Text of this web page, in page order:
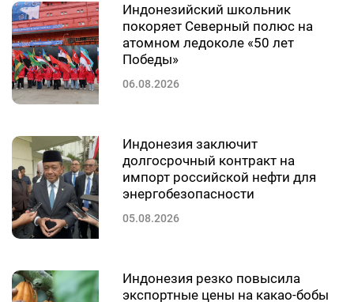
Индонезийский школьник
покоряет Северный полюс на
атомном ледоколе «50 лет
Победы»
06.08.2026
Индонезия заключит
долгосрочный контракт на
импорт российской нефти для
энергобезопасности
05.08.2026
Индонезия резко повысила
экспортные цены на какао-бобы